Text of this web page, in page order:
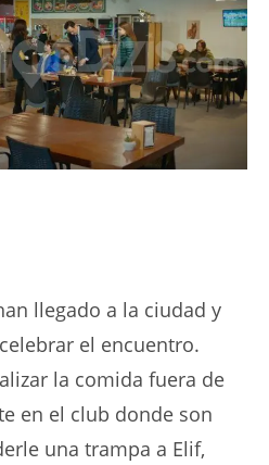
llegado a la ciudad y
el encuentro.
la comida fuera de
en el club donde son
una trampa a Elif,